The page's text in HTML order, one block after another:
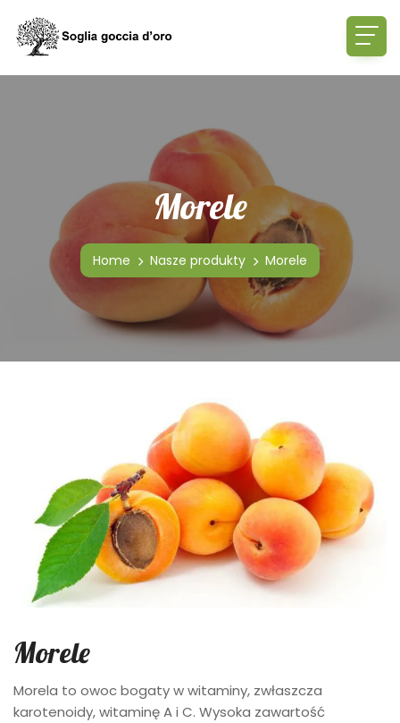
Morele
Home Nasze produkty Morele
Morele
Morela to owoc bogaty w witaminy, zwłaszcza
karotenoidy, witaminę A i C. Wysoka zawartość